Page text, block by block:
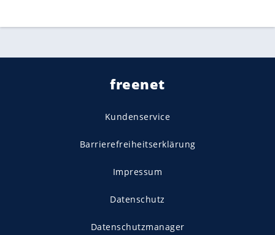
freenet
Kundenservice
Barrierefreiheitserklärung
Impressum
Datenschutz
Datenschutzmanager